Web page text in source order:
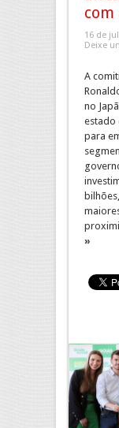
com
16 de
Deixe
A
no
estado
para
»